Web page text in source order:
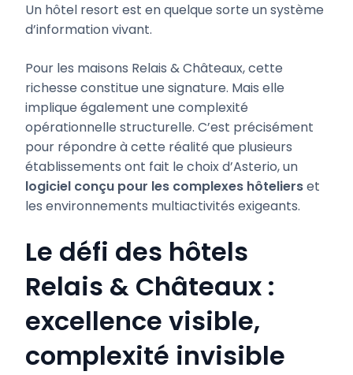
Un hôtel resort est en quelque sorte un système
d’information vivant.
Pour les maisons Relais & Châteaux, cette
richesse constitue une signature. Mais elle
implique également une complexité
opérationnelle structurelle. C’est précisément
pour répondre à cette réalité que plusieurs
établissements ont fait le choix d’Asterio, un
logiciel conçu pour les complexes hôtelierset
les environnements multiactivités exigeants.
Le défi des hôtels
Relais & Châteaux :
excellence visible,
complexité invisible